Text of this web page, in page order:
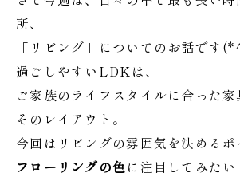
所、
「リビング」についてのお話で
過ごしやすいLDKは、
ご家族のライフスタイルに合った家
そのレイアウト。
今回はリビングの雰囲気を決めるポ
フローリングの色に注目してみた